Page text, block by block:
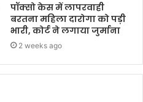
पॉक्सो केस में लापरवाही
बरतना महिला दारोगा को पड़ी
भारी, कोर्ट ने लगाया जुर्माना
2 weeks ago